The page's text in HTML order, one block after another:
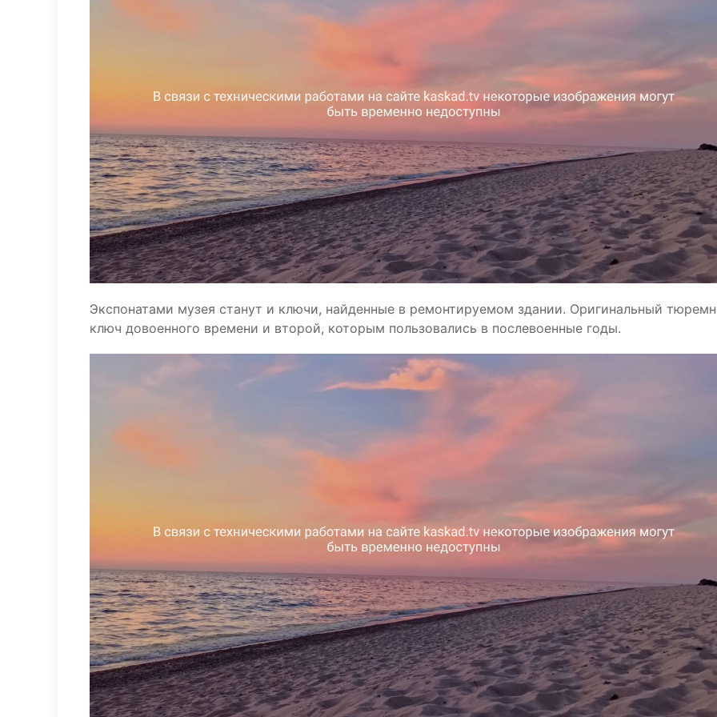
Экспонатами музея станут и ключи, найденные в ремонтируемом здании. Оригинальный
ключ довоенного времени и второй, которым пользовались в послевоенные годы.